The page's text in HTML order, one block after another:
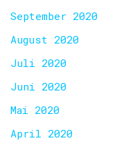
September 2020
August 2020
Juli 2020
Juni 2020
Mai 2020
April 2020